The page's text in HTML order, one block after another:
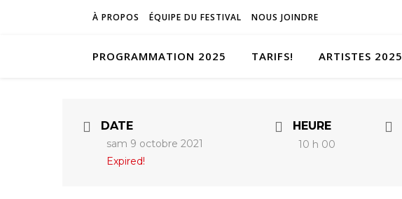
À PROPOS ÉQUIPE DU FESTIVAL NOUS JOINDRE
PROGRAMMATION 2025 TARIFS! ARTISTES 2025
DATE
sam 9 octobre 2021
Expired!
HEURE
10 h 00